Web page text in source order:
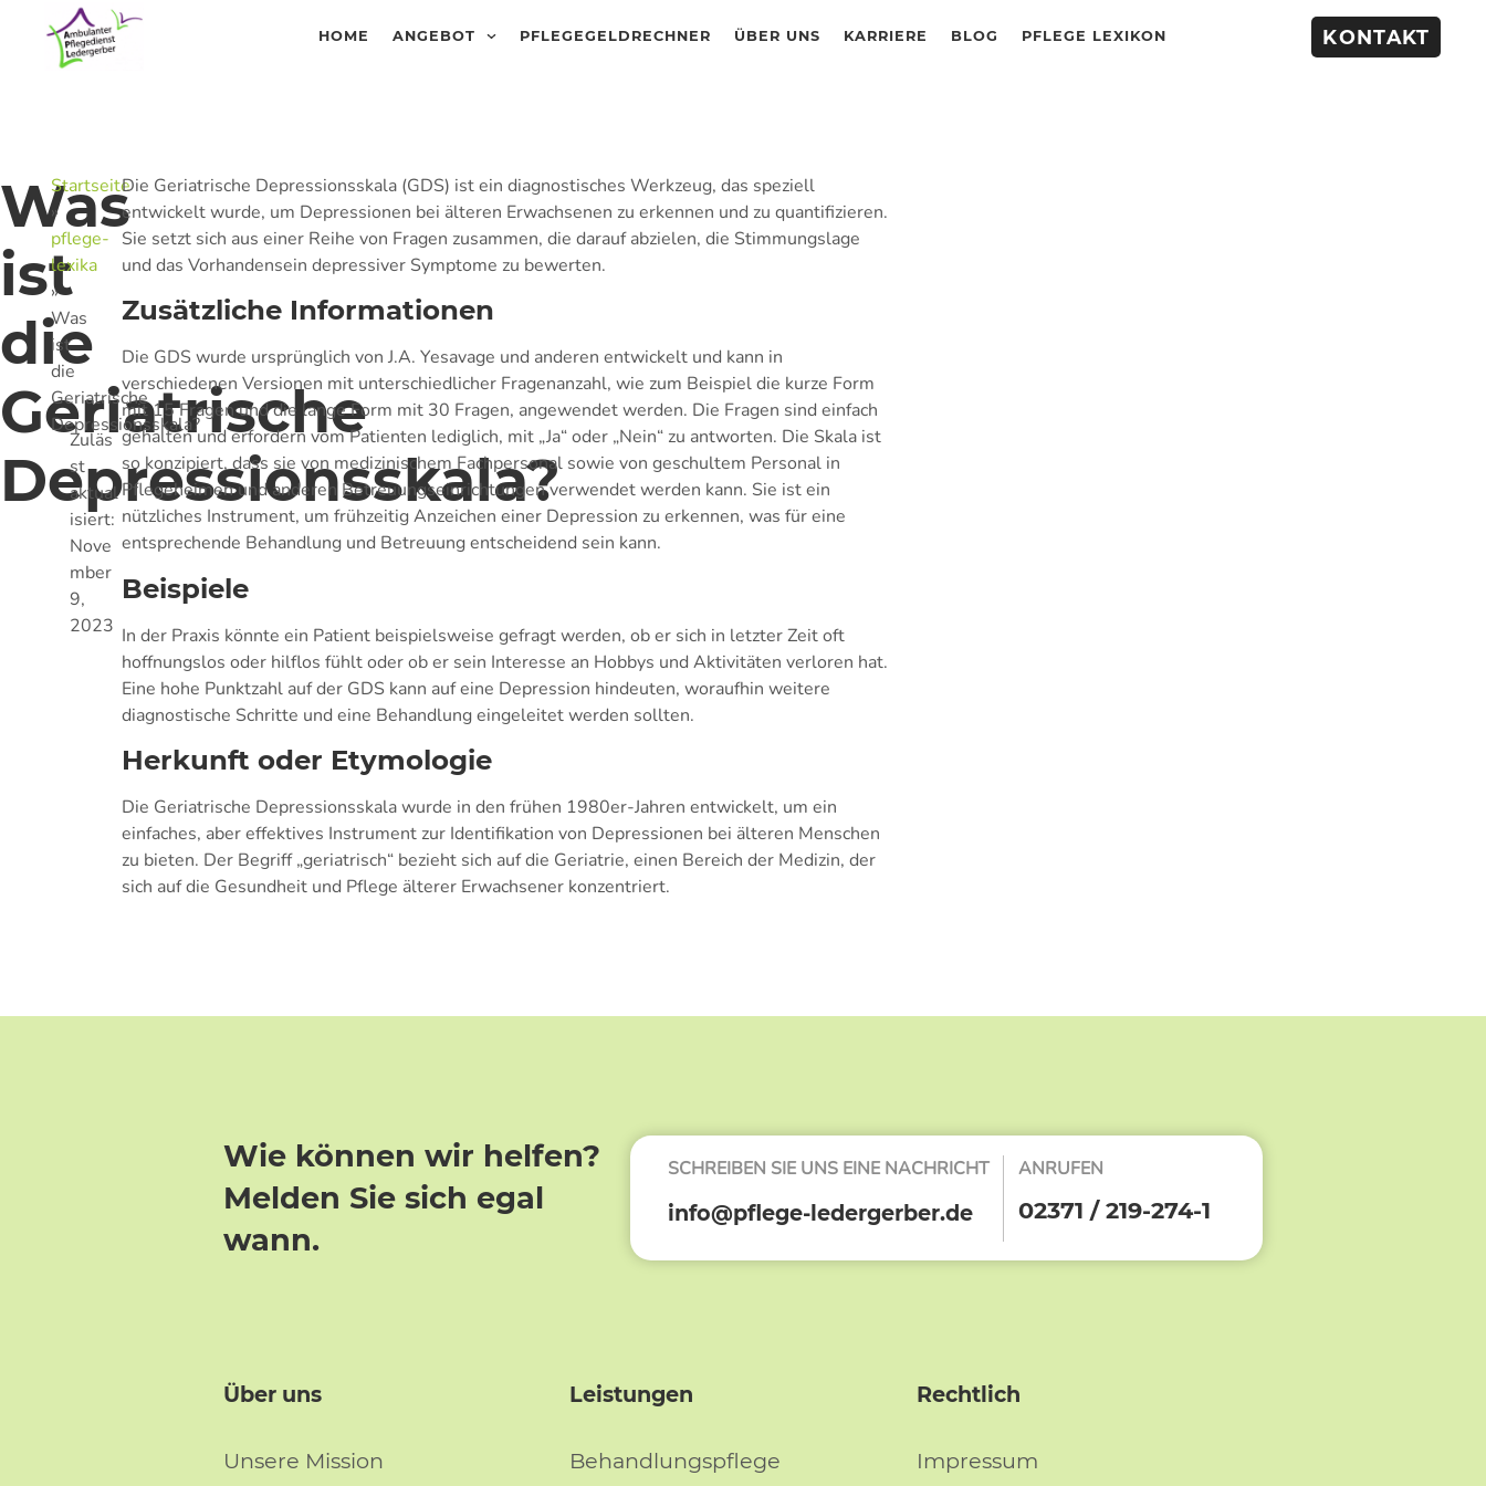
HOME ANGEBOT PFLEGEGELDRECHNER ÜBER UNS KARRIERE BLOG PFLEGE LEXIKON KONTAKT
Was
ist
die
Geriatrische
Depressionsskala?
Startseite
»
pflege-
lexika
»
Was
ist
die
Geriatrische
Depressionsskala?
Zuläs
st
aktual
isiert:
Nove
mber
9,
2023
Die Geriatrische Depressionsskala (GDS) ist ein diagnostisches Werkzeug, das speziell
entwickelt wurde, um Depressionen bei älteren Erwachsenen zu erkennen und zu quantifizieren.
Sie setzt sich aus einer Reihe von Fragen zusammen, die darauf abzielen, die Stimmungslage
und das Vorhandensein depressiver Symptome zu bewerten.
Zusätzliche Informationen
Die GDS wurde ursprünglich von J.A. Yesavage und anderen entwickelt und kann in
verschiedenen Versionen mit unterschiedlicher Fragenanzahl, wie zum Beispiel die kurze Form
mit 15 Fragen und die lange Form mit 30 Fragen, angewendet werden. Die Fragen sind einfach
gehalten und erfordern vom Patienten lediglich, mit „Ja“ oder „Nein“ zu antworten. Die Skala ist
so konzipiert, dass sie von medizinischem Fachpersonal sowie von geschultem Personal in
Pflegeheimen und anderen Betreuungseinrichtungen verwendet werden kann. Sie ist ein
nützliches Instrument, um frühzeitig Anzeichen einer Depression zu erkennen, was für eine
entsprechende Behandlung und Betreuung entscheidend sein kann.
Beispiele
In der Praxis könnte ein Patient beispielsweise gefragt werden, ob er sich in letzter Zeit oft
hoffnungslos oder hilflos fühlt oder ob er sein Interesse an Hobbys und Aktivitäten verloren hat.
Eine hohe Punktzahl auf der GDS kann auf eine Depression hindeuten, woraufhin weitere
diagnostische Schritte und eine Behandlung eingeleitet werden sollten.
Herkunft oder Etymologie
Die Geriatrische Depressionsskala wurde in den frühen 1980er-Jahren entwickelt, um ein
einfaches, aber effektives Instrument zur Identifikation von Depressionen bei älteren Menschen
zu bieten. Der Begriff „geriatrisch“ bezieht sich auf die Geriatrie, einen Bereich der Medizin, der
sich auf die Gesundheit und Pflege älterer Erwachsener konzentriert.
Wie können wir helfen?
Melden Sie sich egal
wann.
SCHREIBEN SIE UNS EINE NACHRICHT
info@pflege-ledergerber.de
ANRUFEN
02371 / 219-274-1
Über uns
Unsere Mission
Leistungen
Behandlungspflege
Rechtlich
Impressum